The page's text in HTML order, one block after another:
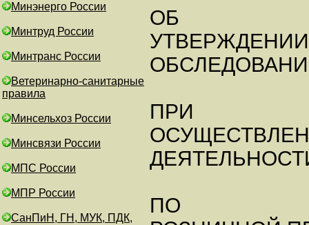
Минэнерго России
Минтруд России
Минтранс России
Ветеринарно-санитарные
правила
Минсельхоз России
Минсвязи России
МПС России
МПР России
СанПиН, ГН, МУК, ПДК,
ОБ
ПРИ
ПО